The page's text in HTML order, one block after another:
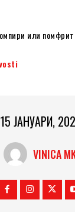
или помфрит.
15 ЈАНУАРИ,
VINICA